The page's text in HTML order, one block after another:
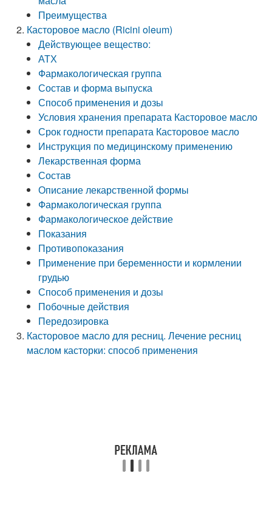
Преимущества
Касторовое масло (Ricini oleum)
Действующее вещество:
АТХ
Фармакологическая группа
Состав и форма выпуска
Способ применения и дозы
Условия хранения препарата Касторовое масло
Срок годности препарата Касторовое масло
Инструкция по медицинскому применению
Лекарственная форма
Состав
Описание лекарственной формы
Фармакологическая группа
Фармакологическое действие
Показания
Противопоказания
Применение при беременности и кормлении
грудью
Способ применения и дозы
Побочные действия
Передозировка
Касторовое масло для ресниц. Лечение ресниц
маслом касторки: способ применения